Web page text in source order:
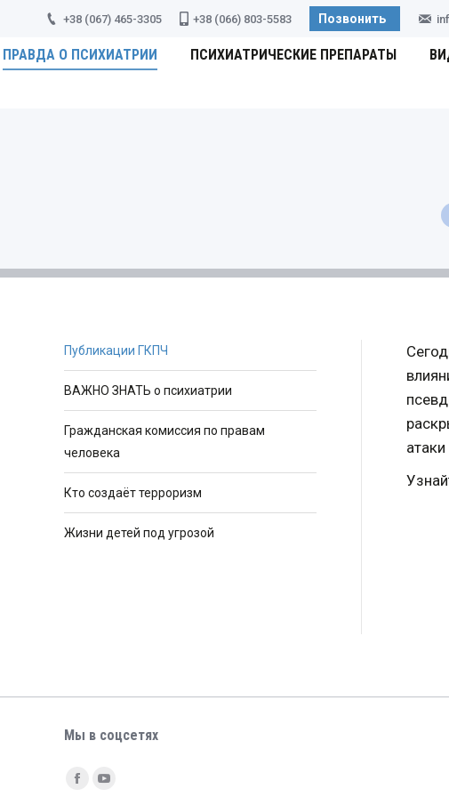
+38 (067) 465-3305 +38 (066) 803-5583 Позвонить
ПРАВДА О ПСИХИАТРИИ ПСИХИАТРИЧЕСКИЕ ПРЕПАРАТЫ
Публикации ГКПЧ
ВАЖНО ЗНАТЬ о психиатрии
Гражданская комиссия по правам
человека
Кто создаёт терроризм
Жизни детей под угрозой
Мы в соцсетях
Найдите нас:
FacebookYouTube